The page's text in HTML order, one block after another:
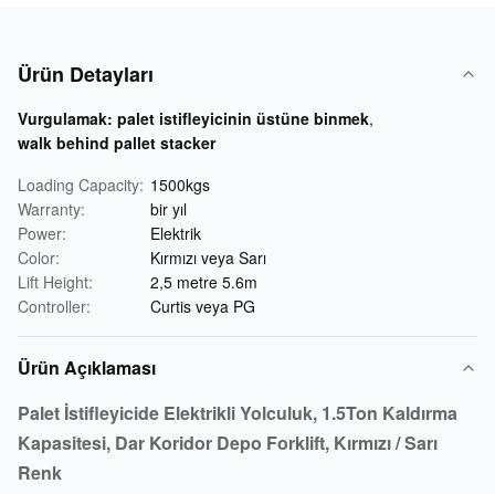
Ürün Detayları
Vurgulamak: palet istifleyicinin üstüne binmek,
walk behind pallet stacker
Loading Capacity: 1500kgs
Warranty:
bir yıl
Power:
Elektrik
Color:
Kırmızı veya Sarı
Lift Height:
2,5 metre 5.6m
Controller:
Curtis veya PG
Ürün Açıklaması
Palet İstifleyicide Elektrikli Yolculuk, 1.5Ton Kaldırma
Kapasitesi, Dar Koridor Depo Forklift, Kırmızı / Sarı
Renk